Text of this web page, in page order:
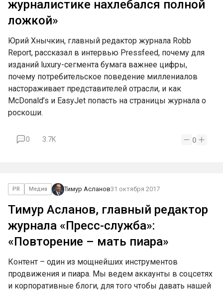
журналистике нахлебался полной
ложкой»
Юрий Хнычкин, главный редактор журнала Robb
Report, рассказал в интервью Pressfeed, почему для
изданий luxury-сегмента бумага важнее цифры,
почему потребительское поведение миллениалов
настораживает представителей отрасли, и как
McDonald’s и EasyJet попасть на страницы журнала о
роскоши.
0 3.7K 0
PR Медиа Тимур Асланов31 октября 2017
Тимур Асланов, главный редактор
журнала «Пресс-служба»:
«Повторение – мать пиара»
Контент – один из мощнейших инструментов
продвижения и пиара. Мы ведем аккаунты в соцсетях
и корпоративные блоги, для того чтобы давать нашей